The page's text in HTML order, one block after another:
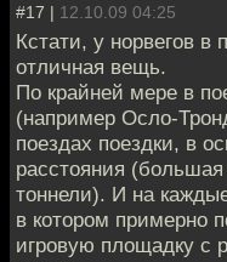
#17 | 12.10.09 04:25
Кстати, у норвегов в
отличная вещь.
По крайней мере в
(например Осло-
поездах поездки, в
расстояния
тоннели). И на
в котором примерно
игровую площадку с